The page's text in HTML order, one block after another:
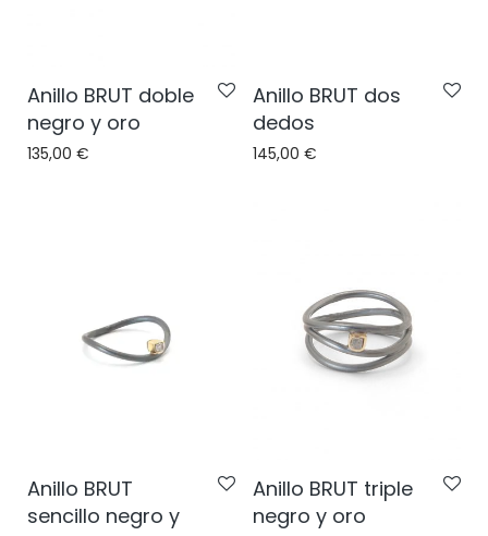
Anillo BRUT doble
negro y oro
135,00 €
Anillo BRUT dos
dedos
145,00 €
Anillo BRUT
sencillo negro y
Anillo BRUT triple
negro y oro